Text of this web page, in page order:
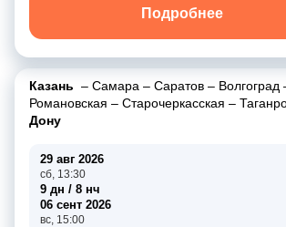
Подробнее
Казань – Самара – Саратов – Волгоград
Романовская – Старочеркасская –
Дону
29 авг 2026
сб, 13:30
9 дн / 8 нч
06 сент 2026
вс, 15:00